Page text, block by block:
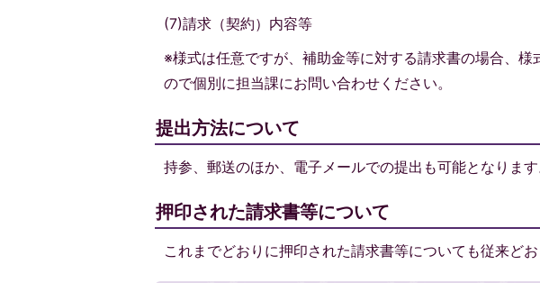
(7)請求（契約）内容等
※様式は任意ですが、補助金等に対する請求書の場合、
ので個別に担当課にお問い合わせください。
提出方法について
持参、郵送のほか、電子メールでの提出も可能となります
押印された請求書等について
これまでどおりに押印された請求書等についても従来どお